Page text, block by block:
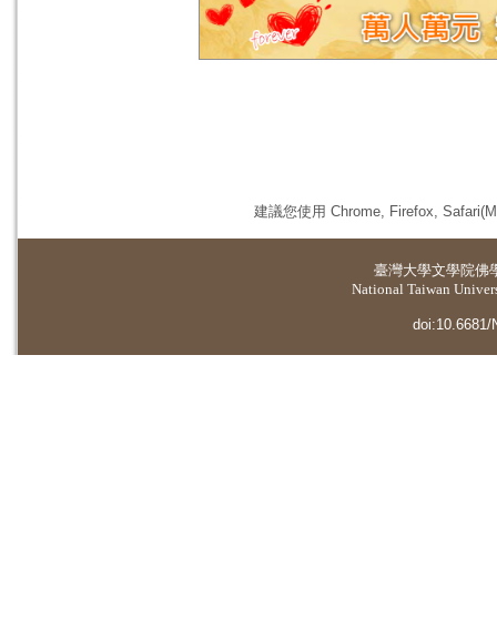
建議您使用 Chrome, Firefox,
臺灣大學文學院佛
National Taiwan
doi:10.6681/